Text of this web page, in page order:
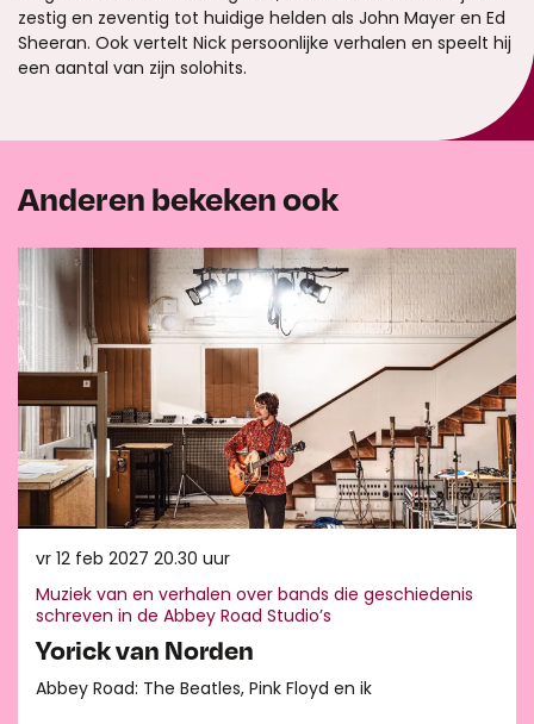
zestig en zeventig tot huidige helden als John Mayer en Ed
Sheeran. Ook vertelt Nick persoonlijke verhalen en speelt hij
een aantal van zijn solohits.
Anderen bekeken ook
Yorick van Norden
Abbey Road: The Beatles, Pink Floyd en ik
Muziek van en verhalen over bands die geschiedenis
schreven in de Abbey Road Studio’s
vr 12 feb 2027 20.30 uur